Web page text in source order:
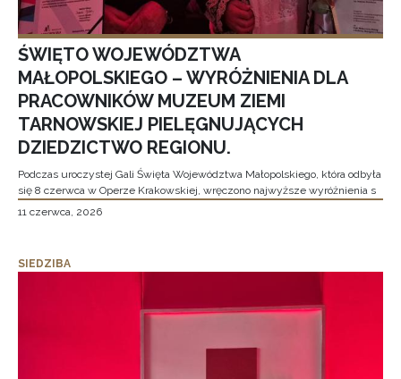
ŚWIĘTO WOJEWÓDZTWA
MAŁOPOLSKIEGO – WYRÓŻNIENIA DLA
PRACOWNIKÓW MUZEUM ZIEMI
TARNOWSKIEJ PIELĘGNUJĄCYCH
DZIEDZICTWO REGIONU.
Podczas uroczystej Gali Święta Województwa Małopolskiego, która odbyła
się 8 czerwca w Operze Krakowskiej, wręczono najwyższe wyróżnienia s
11 czerwca, 2026
SIEDZIBA